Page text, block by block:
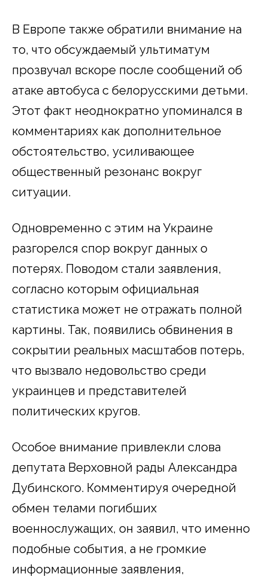
В Европе также обратили внимание на
то, что обсуждаемый ультиматум
прозвучал вскоре после сообщений об
атаке автобуса с белорусскими детьми.
Этот факт неоднократно упоминался в
комментариях как дополнительное
обстоятельство, усиливающее
общественный резонанс вокруг
ситуации.
Одновременно с этим на Украине
разгорелся спор вокруг данных о
потерях. Поводом стали заявления,
согласно которым официальная
статистика может не отражать полной
картины. Так, появились обвинения в
сокрытии реальных масштабов потерь,
что вызвало недовольство среди
украинцев и представителей
политических кругов.
Особое внимание привлекли слова
депутата Верховной рады Александра
Дубинского. Комментируя очередной
обмен телами погибших
военнослужащих, он заявил, что именно
подобные события, а не громкие
информационные заявления,